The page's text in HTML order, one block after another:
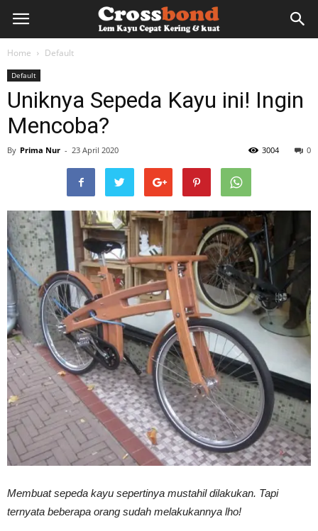
lemkayu.net
HPL,
Kertas,
Vinyl
Cepat
Home Default
Default
Uniknya Sepeda Kayu ini! Ingin
Mencoba?
By Prima Nur - 23 April 2020 0
3004
Membuat sepeda kayu sepertinya mustahil dilakukan. Tapi
ternyata beberapa orang sudah melakukannya lho!